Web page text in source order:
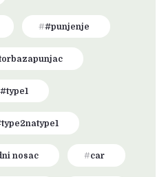
#punjenje
#type1
nosac car